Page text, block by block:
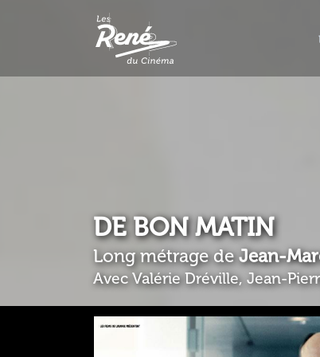
DE BON MATIN
Long métrage deJean-
Avec Valérie Dréville, Jean-